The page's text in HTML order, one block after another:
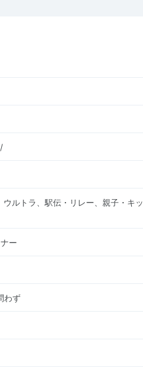
ルトラ、駅伝・リレー、親子・キッ
ー
わず